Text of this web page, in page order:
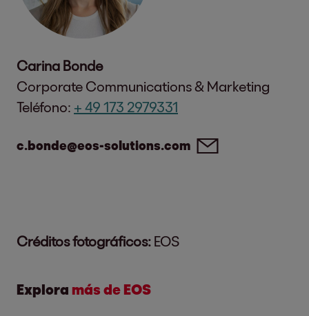
Carina Bonde
Corporate Communications & Marketing
Teléfono: + 49 173 2979331
c.bonde@eos-solutions.com
Créditos fotográficos: EOS
Explora más de EOS